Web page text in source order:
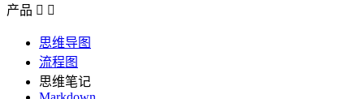
产品  
思维导图
流程图
思维笔记